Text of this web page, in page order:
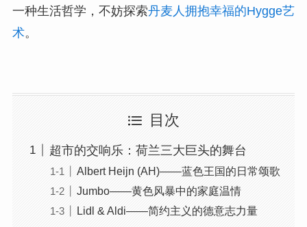
一种生活哲学，不妨探索丹麦人拥抱幸福的Hygge艺
术。
目次
超市的交响乐：荷兰三大巨头的舞台
Albert Heijn (AH)——蓝色王国的日常颂歌
Jumbo——黄色风暴中的家庭温情
Lidl & Aldi——简约主义的德意志力量